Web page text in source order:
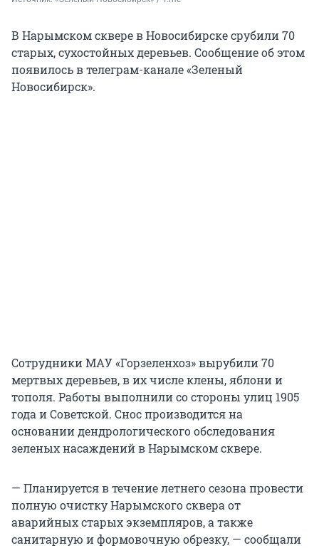
В Нарымском сквере в Новосибирске срубили 70
старых, сухостойных деревьев. Сообщение об этом
появилось в телеграм-канале «Зеленый
Новосибирск».
Сотрудники МАУ «Горзеленхоз» вырубили 70
мертвых деревьев, в их числе клены, яблони и
тополя. Работы выполнили со стороны улиц 1905
года и Советской. Снос производится на
основании дендрологического обследования
зеленых насаждений в Нарымском сквере.
— Планируется в течение летнего сезона провести
полную очистку Нарымского сквера от
аварийных старых экземпляров, а также
санитарную и формовочную обрезку, — сообщали